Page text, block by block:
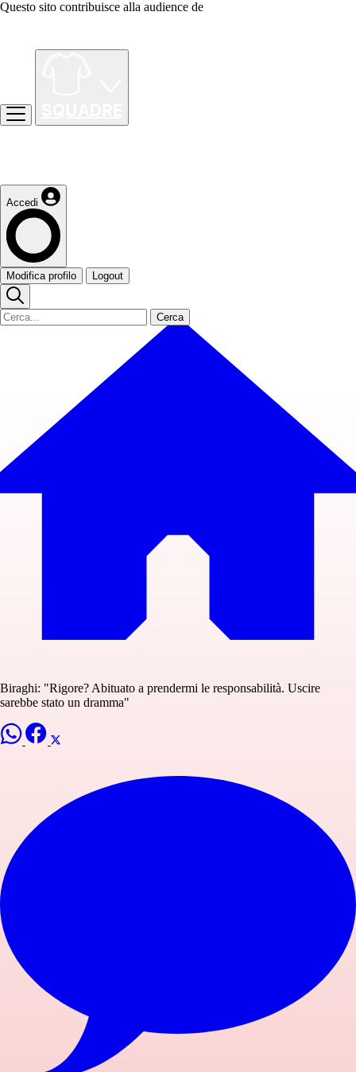
Questo sito contribuisce alla audience de
Accedi
Modifica profilo Logout
Cerca
Biraghi: "Rigore? Abituato a prendermi le responsabilità. Uscire
sarebbe stato un dramma"